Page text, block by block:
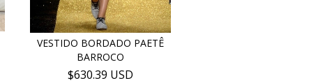
VESTIDO BORDADO PAETÊ
BARROCO
$630.39 USD